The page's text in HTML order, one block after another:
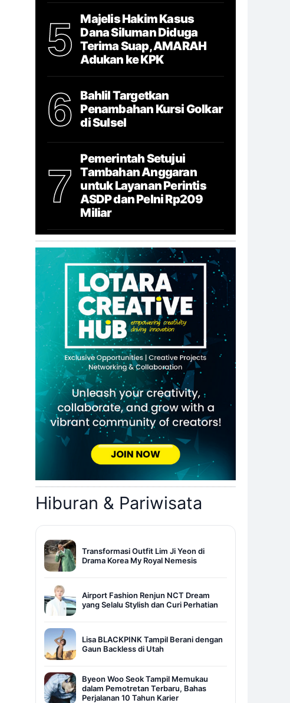
5
Majelis Hakim Kasus
Dana Siluman Diduga
Terima Suap, AMARAH
Adukan ke KPK
6
Bahlil Targetkan
Penambahan Kursi Golkar
di Sulsel
7
Pemerintah Setujui
Tambahan Anggaran
untuk Layanan Perintis
ASDP dan Pelni Rp209
Miliar
Hiburan & Pariwisata
Transformasi Outfit Lim Ji Yeon di
Drama Korea My Royal Nemesis
Airport Fashion Renjun NCT Dream
yang Selalu Stylish dan Curi Perhatian
Lisa BLACKPINK Tampil Berani dengan
Gaun Backless di Utah
Byeon Woo Seok Tampil Memukau
dalam Pemotretan Terbaru, Bahas
Perjalanan 10 Tahun Karier